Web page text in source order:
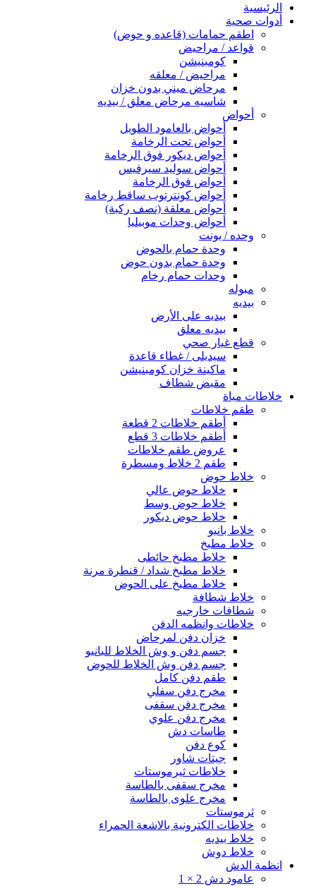
الرئيسية
أدوات صحية
اطقم حمامات (قاعده و حوض)
قواعد / مراحيض
كومبنيشن
مراحيض / معلقه
مرحاض ميني بدون خزان
شاسيه مرحاض معلق / بيديه
أحواض
أحواض بالعامود الطويل
أحواض تحت الرخامة
أحواض ديكور فوق الرخامة
أحواض سوليد سيرفيس
أحواض فوق الرخامة
أحواض كونترتوب ساقط رخامة
أحواض معلقة (نصف ركبة)
أحواض وحدات موبيليا
وحده / يونت
وحدة حمام بالحوض
وحدة حمام بدون حوض
وحدات حمام رخام
مبوله
بيديه
بيديه على الأرض
بيديه معلق
قطع غيار صحي
سيديلى / غطاء قاعدة
ماكينة خزان كومبنيشن
مقبض شطاف
خلاطات مياة
طقم خلاطات
أطقم خلاطات 2 قطعة
أطقم خلاطات 3 قطع
عروض طقم خلاطات
طقم 2 خلاط ومسطرة
خلاط حوض
خلاط حوض عالي
خلاط حوض وسط
خلاط حوض ديكور
خلاط بانيو
خلاط مطبخ
خلاط مطبخ حائطى
خلاط مطبخ شداد / قنطرة مرنة
خلاط مطبخ على الحوض
خلاط شطافة
شطافات خارجيه
خلاطات وانظمه الدفن
خزان دفن لمرحاض
جسم دفن و وش الخلاط للبانيو
جسم دفن وش الخلاط للحوض
طقم دفن كامل
مخرج دفن سفلي
مخرج دفن سقفى
مخرج دفن علوي
طاسات دش
كوع دفن
جيتات شاور
خلاطات ثيرموستات
مخرج سقفى بالطاسة
مخرج علوى بالطاسة
ثرموستات
خلاطات الكترونية بالاشعة الحمراء
خلاط بيديه
خلاط دوش
انظمة الدش
عامود دش 2 × 1